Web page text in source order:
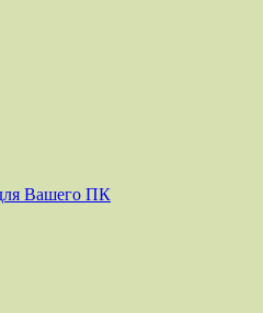
Вашего ПК